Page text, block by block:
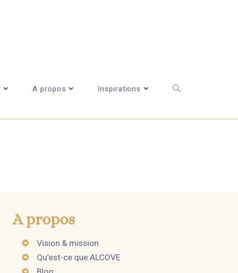
A propos Inspirations
A propos
Vision & mission
Qu'est-ce que ALCOVE